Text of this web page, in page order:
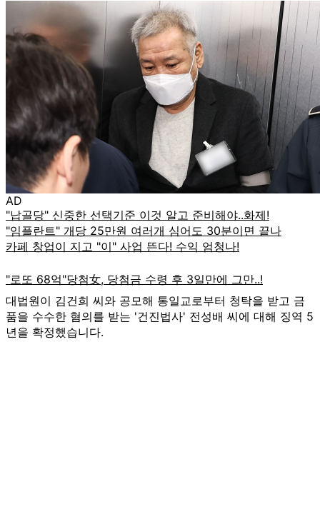
AD
대법원이 김건희 씨와 공모해 통일교로부터 청탁을 받고 금
품을 수수한 혐의를 받는 '건진법사' 전성배 씨에 대해 징역 5
년을 확정했습니다.